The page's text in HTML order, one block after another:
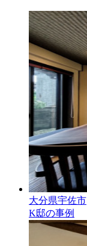
大分県宇佐市
K邸の事例